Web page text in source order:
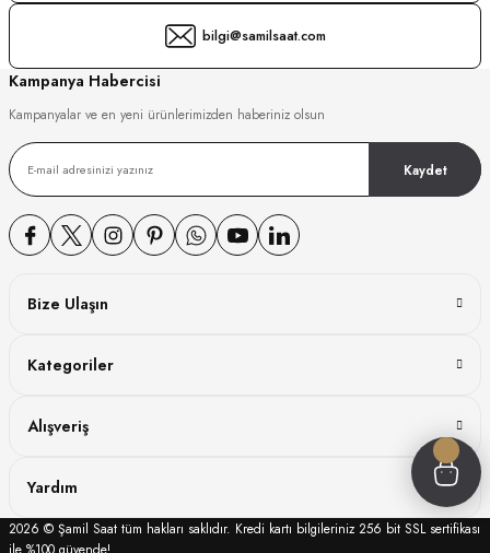
bilgi@samilsaat.com
Kampanya Habercisi
Kampanyalar ve en yeni ürünlerimizden haberiniz olsun
Kaydet
Bize Ulaşın
Kategoriler
Alışveriş
Yardım
2026 © Şamil Saat tüm hakları saklıdır. Kredi kartı bilgileriniz 256 bit SSL sertifikası
ile %100 güvende!
WATCH